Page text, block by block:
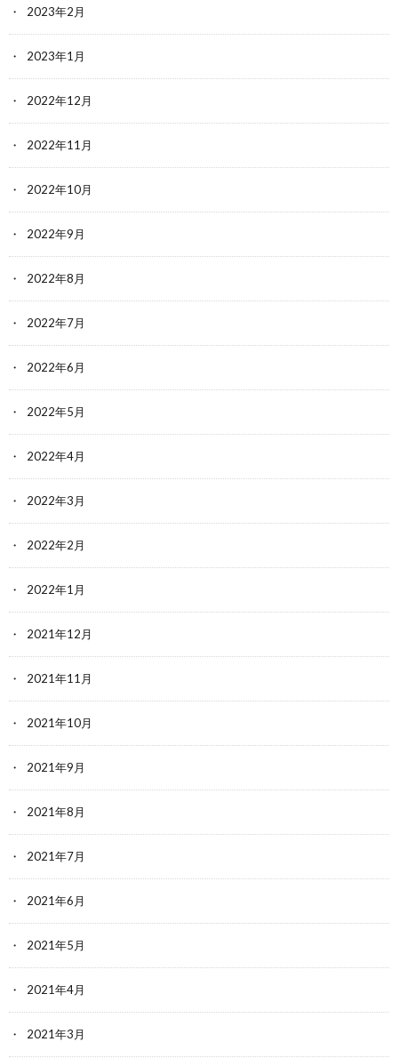
2023年2月
2023年1月
2022年12月
2022年11月
2022年10月
2022年9月
2022年8月
2022年7月
2022年6月
2022年5月
2022年4月
2022年3月
2022年2月
2022年1月
2021年12月
2021年11月
2021年10月
2021年9月
2021年8月
2021年7月
2021年6月
2021年5月
2021年4月
2021年3月